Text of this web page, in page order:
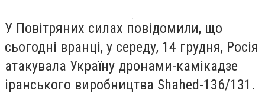
У Повітряних силах повідомили, що
сьогодні вранці, у середу, 14 грудня, Росія
атакувала Україну дронами-камікадзе
іранського виробництва Shahed-136/131.